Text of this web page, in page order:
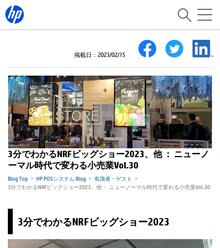
掲載日：2023/02/15
3分でわかるNRFビッグショー2023、他 ： ニューノ
ーマル時代で変わる小売業Vol.30
Blog Top HP POSシステム Blog
有識者・ゲスト
3分でわかるNRFビッグショー2023、他 ： ニューノーマル時代で変わる小売業Vol.30
3分でわかるNRFビッグショー2023